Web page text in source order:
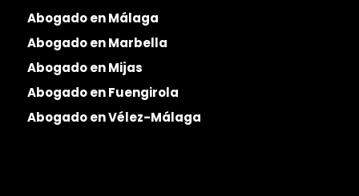
Abogado en Málaga
Abogado en Marbella
Abogado en Mijas
Abogado en Fuengirola
Abogado en Vélez-Málaga